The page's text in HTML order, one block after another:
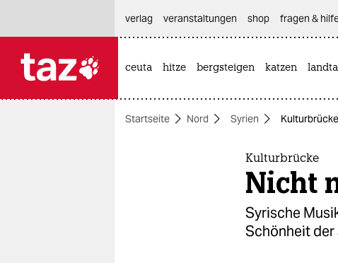
themen
verlag
veranstaltungen shop fragen &
ceuta hitze bergsteigen katzen
Startseite Nord Syrien
Kulturbrücke
Nicht
Syrische
Schönheit der